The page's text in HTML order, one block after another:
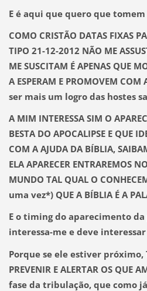
E é aqui que quero que
COMO CRISTÃO DATAS FIXAS
TIPO 21-12-2012 NÃO ME
ME SUSCITAM É APENAS QUE
A ESPERAM E PROMOVEM
ser mais um logro das hostes
A MIM INTERESSA SIM O
BESTA DO APOCALIPSE E QUE
COM A AJUDA DA BÍBLIA,
ELA APARECER ENTRAREMOS
MUNDO TAL QUAL O
uma vez*) QUE A BÍBLIA É A
E o timing do aparecimento
interessa-me e deve
Porque se ele estiver próximo,
PREVENIR E ALERTAR OS
fase da tribulação, que como